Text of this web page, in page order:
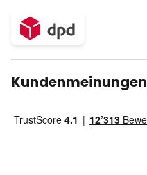
Kundenmeinungen